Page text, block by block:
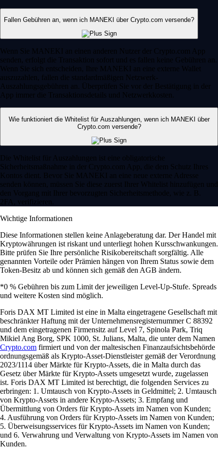
Fallen Gebühren an, wenn ich MANEKI über Crypto.com versende?
Wenn Sie MANEKI an einen anderen Nutzer der Crypto.com App
senden, erfolgt die Transaktion sofort und es fallen keine Gebühren an.
Wenn Sie sich entscheiden, Ihre MANEKI an eine externe Wallet
auszuzahlen, fallen die standardmäßigen Netzwerk-
Auszahlungsgebühren an. Überprüfen Sie vor der Bestätigung in der
App immer die Transaktionsdetails und Netzwerkkosten.
Wie funktioniert die Whitelist für Auszahlungen, wenn ich MANEKI über
Crypto.com versende?
Die Whitelist für Auszahlungen ist eine obligatorische
Sicherheitsmaßnahme in der Crypto.com App, die dem Schutz Ihres
Kontos dient. Bevor Sie MANEKI an eine neue externe Adresse
senden können, müssen Sie diese zuerst Ihrer Whitelist hinzufügen und
den Vorgang mit Ihrer bevorzugten Sicherheitsmethode, wie z. B.
2FA, verifizieren.
Wichtige Informationen
Diese Informationen stellen keine Anlageberatung dar. Der Handel mit
Kryptowährungen ist riskant und unterliegt hohen Kursschwankungen.
Bitte prüfen Sie Ihre persönliche Risikobereitschaft sorgfältig. Alle
genannten Vorteile oder Prämien hängen von Ihrem Status sowie dem
Token-Besitz ab und können sich gemäß den AGB ändern.
*0 % Gebühren bis zum Limit der jeweiligen Level-Up-Stufe. Spreads
und weitere Kosten sind möglich.
Foris DAX MT Limited ist eine in Malta eingetragene Gesellschaft mit
beschränkter Haftung mit der Unternehmensregisternummer C 88392
und dem eingetragenen Firmensitz auf Level 7, Spinola Park, Triq
Mikiel Ang Borg, SPK 1000, St. Julians, Malta, die unter dem Namen
Crypto.com firmiert und von der maltesischen Finanzaufsichtsbehörde
ordnungsgemäß als Krypto-Asset-Dienstleister gemäß der Verordnung
2023/1114 über Märkte für Krypto-Assets, die in Malta durch das
Gesetz über Märkte für Krypto-Assets umgesetzt wurde, zugelassen
ist. Foris DAX MT Limited ist berechtigt, die folgenden Services zu
erbringen: 1. Umtausch von Krypto-Assets in Geldmittel; 2. Umtausch
von Krypto-Assets in andere Krypto-Assets; 3. Empfang und
Übermittlung von Orders für Krypto-Assets im Namen von Kunden;
4. Ausführung von Orders für Krypto-Assets im Namen von Kunden;
5. Überweisungsservices für Krypto-Assets im Namen von Kunden;
und 6. Verwahrung und Verwaltung von Krypto-Assets im Namen von
Kunden.